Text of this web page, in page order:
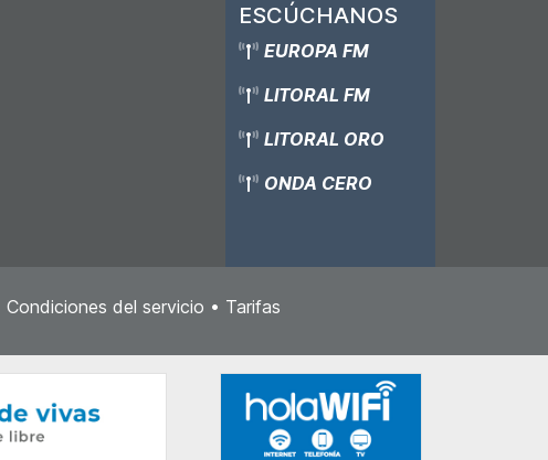
ESCÚCHANOS
EUROPA FM
LITORAL FM
LITORAL ORO
ONDA CERO
Condiciones del servicio • Tarifas